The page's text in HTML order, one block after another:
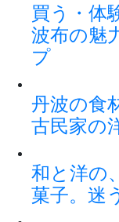
買う・体
波布の魅
プ
丹波の食
古民家の
和と洋の
菓子。迷